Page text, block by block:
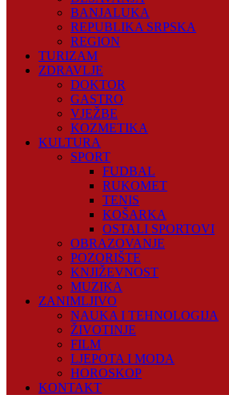
BANJALUKA
REPUBLIKA SRPSKA
REGION
TURIZAM
ZDRAVLJE
DOKTOR
GASTRO
VJEŽBE
KOZMETIKA
KULTURA
SPORT
FUDBAL
RUKOMET
TENIS
KOŠARKA
OSTALI SPORTOVI
OBRAZOVANJE
POZORIŠTE
KNJIŽEVNOST
MUZIKA
ZANIMLJIVO
NAUKA I TEHNOLOGIJA
ŽIVOTINJE
FILM
LJEPOTA I MODA
HOROSKOP
KONTAKT